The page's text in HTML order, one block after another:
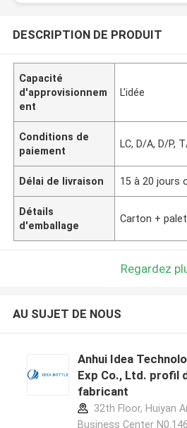
DESCRIPTION DE PRODUIT
Capacité
d'approvisionnem
ent
L'idée
Conditions de
paiement
LC, D/A, D/P,
Délai de livraison 15 à 20 jours
Détails
d'emballage
Carton +
Regardez
AU SUJET DE NOUS
Anhui Idea
Exp Co., Ltd. profil
fabricant
32th Floor, Huiyan
Business Center